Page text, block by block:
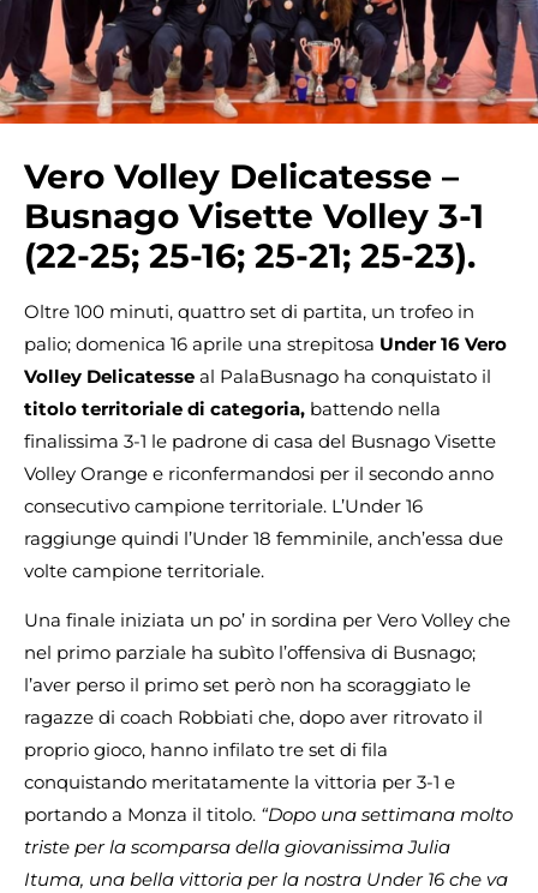
Vero Volley Delicatesse –
Busnago Visette Volley 3-1
(22-25; 25-16; 25-21; 25-23).
Oltre 100 minuti, quattro set di partita, un trofeo in
palio; domenica 16 aprile una strepitosa Under 16 Vero
Volley Delicatesse al PalaBusnago ha conquistato il
titolo territoriale di categoria, battendo nella
finalissima 3-1 le padrone di casa del Busnago Visette
Volley Orange e riconfermandosi per il secondo anno
consecutivo campione territoriale. L’Under 16
raggiunge quindi l’Under 18 femminile, anch’essa due
volte campione territoriale.
Una finale iniziata un po’ in sordina per Vero Volley che
nel primo parziale ha subìto l’offensiva di Busnago;
l’aver perso il primo set però non ha scoraggiato le
ragazze di coach Robbiati che, dopo aver ritrovato il
proprio gioco, hanno infilato tre set di fila
conquistando meritatamente la vittoria per 3-1 e
portando a Monza il titolo. “Dopo una settimana molto
triste per la scomparsa della giovanissima Julia
Ituma, una bella vittoria per la nostra Under 16 che va